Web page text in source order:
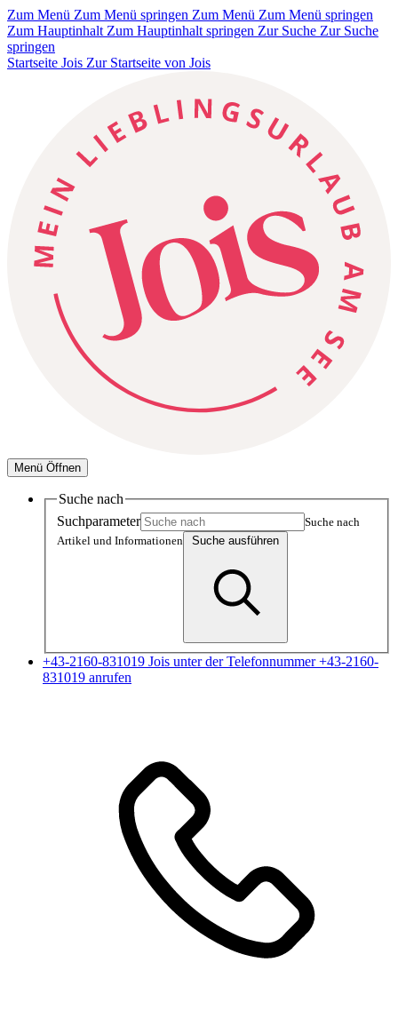
Zum Menü Zum Menü springen Zum Menü Zum Menü springen
Zum Hauptinhalt Zum Hauptinhalt springen Zur Suche Zur Suche
springen
Startseite Jois Zur Startseite von Jois
Menü Öffnen
Suche nach
Suchparameter
Suche nach
Artikel und Informationen
Suche ausführen
+43-2160-831019 Jois unter der Telefonnummer +43-2160-
831019 anrufen